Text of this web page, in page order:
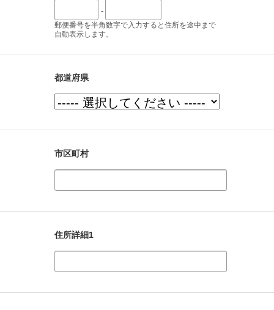
-
郵便番号を半角数字で入力すると住所を途中まで
自動表示します。
都道府県
市区町村
住所詳細1